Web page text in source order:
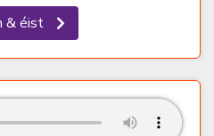
& éist